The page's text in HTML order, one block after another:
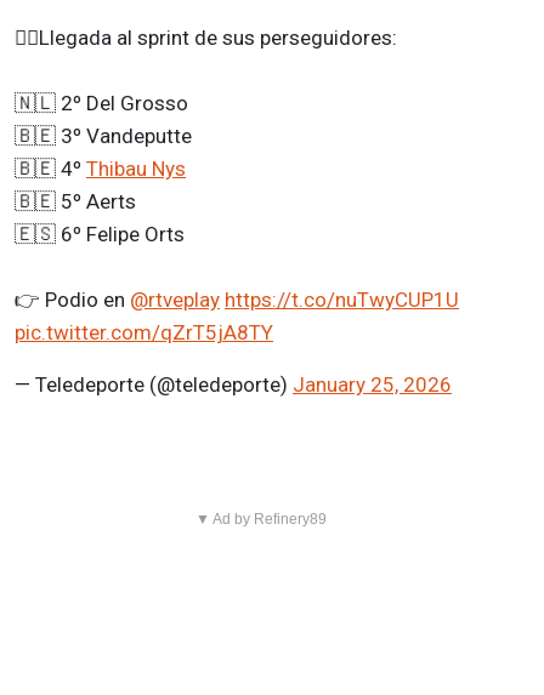
🚴‍♂️Llegada al sprint de sus perseguidores:
🇳🇱 2º Del Grosso
🇧🇪 3º Vandeputte
🇧🇪 4º Thibau Nys
🇧🇪 5º Aerts
🇪🇸 6º Felipe Orts
👉 Podio en @rtveplay https://t.co/nuTwyCUP1U
pic.twitter.com/qZrT5jA8TY
— Teledeporte (@teledeporte) January 25, 2026
▼ Ad by Refinery89